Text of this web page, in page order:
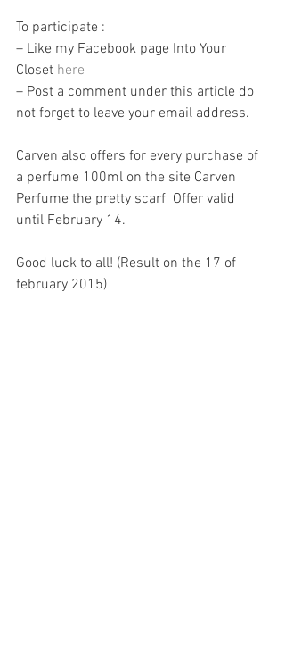
To participate :
– Like my Facebook page Into Your
Closet here
– Post a comment under this article do
not forget to leave your email address.
Carven also offers for every purchase of
a perfume 100ml on the site Carven
Perfume the pretty scarf  Offer valid
until February 14.
Good luck to all! (Result on the 17 of
february 2015)